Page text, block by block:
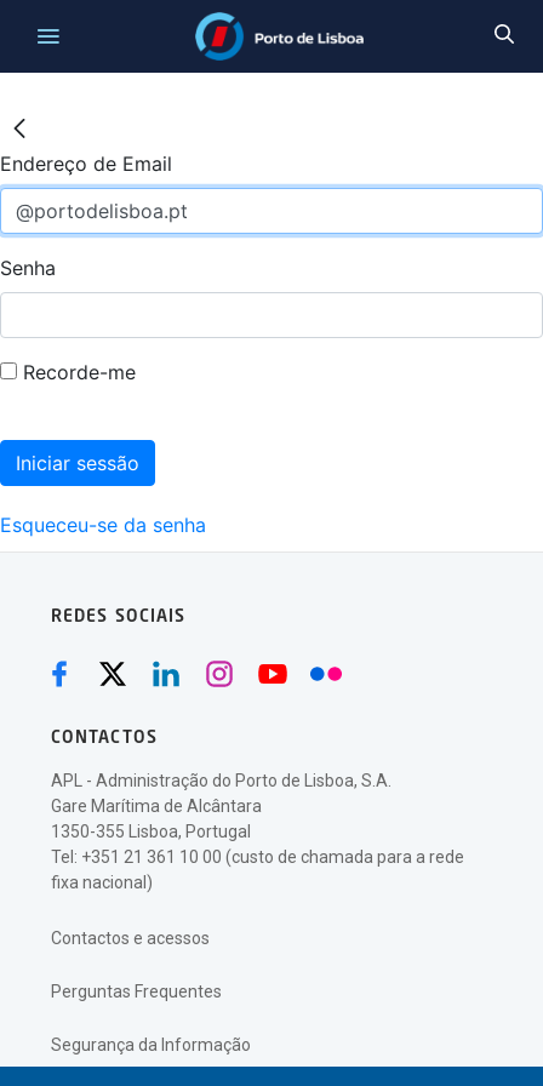
Endereço de Email
Senha
Recorde-me
Iniciar sessão
Esqueceu-se da senha
REDES SOCIAIS
CONTACTOS
APL - Administração do Porto de Lisboa, S.A.
Gare Marítima de Alcântara
1350-355 Lisboa, Portugal
Tel: +351 21 361 10 00 (custo de chamada para a rede
fixa nacional)
Contactos e acessos
Perguntas Frequentes
Segurança da Informação